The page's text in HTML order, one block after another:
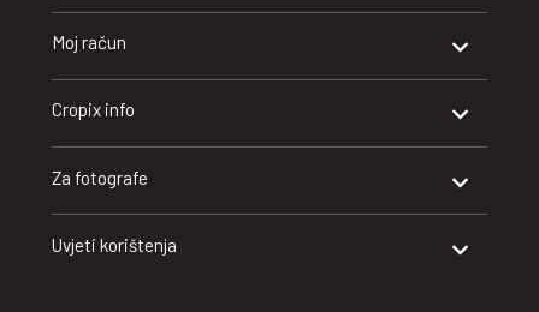
Moj račun
Cropix info
Za fotografe
Uvjeti korištenja